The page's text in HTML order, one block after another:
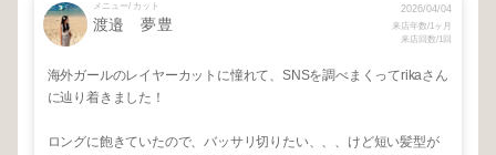
メニュー/ カット
渡邉 夢豊
2026/04/04
来店年数/1ヶ月
来店回数/1回
海外ガールのレイヤーカットに憧れて、SNSを調べまくってrikaさん
に辿り着きました！
ロングに飽きていたので、バッサリ切りたい、、、けど短い髪型が